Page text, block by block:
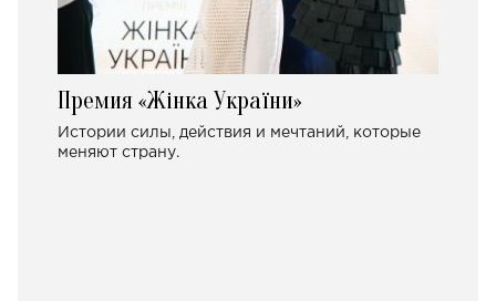
Премия «Жінка України»
Истории силы, действия и мечтаний, которые
меняют страну.